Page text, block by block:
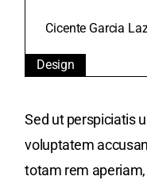
Cicente Garcia
Design
Sed ut perspiciatis
voluptatem
totam rem